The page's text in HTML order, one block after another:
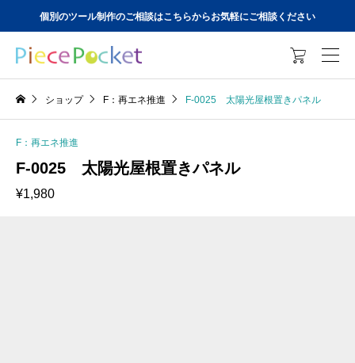
個別のツール制作のご相談はこちらからお気軽にご相談ください

ショップ F：再エネ推進 F-0025 太陽光屋根置きパネル
F：再エネ推進
F-0025 太陽光屋根置きパネル
¥1,980